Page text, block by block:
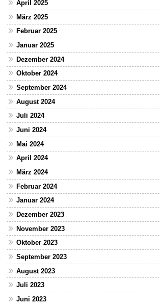
April 2025
März 2025
Februar 2025
Januar 2025
Dezember 2024
Oktober 2024
September 2024
August 2024
Juli 2024
Juni 2024
Mai 2024
April 2024
März 2024
Februar 2024
Januar 2024
Dezember 2023
November 2023
Oktober 2023
September 2023
August 2023
Juli 2023
Juni 2023